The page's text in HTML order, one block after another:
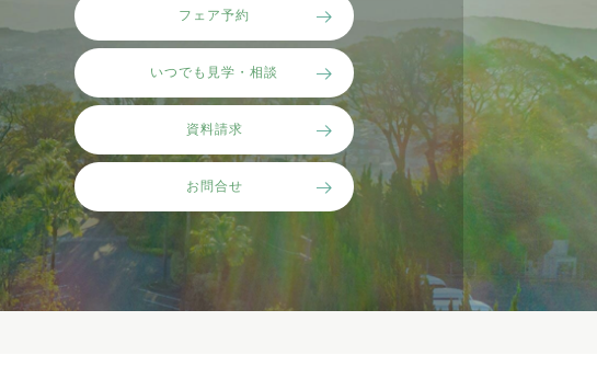
フェア予約
いつでも見学・相談
資料請求
お問合せ